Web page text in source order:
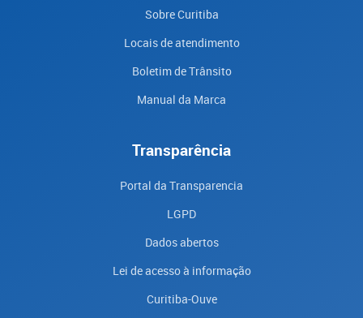
Sobre Curitiba
Locais de atendimento
Boletim de Trânsito
Manual da Marca
Transparência
Portal da Transparencia
LGPD
Dados abertos
Lei de acesso à informação
Curitiba-Ouve